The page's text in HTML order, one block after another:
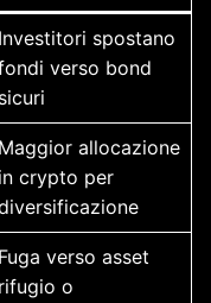
Investitori spostano
verso bond
sicuri
Maggior allocazione
in crypto per
Fuga verso asset
rifugio o